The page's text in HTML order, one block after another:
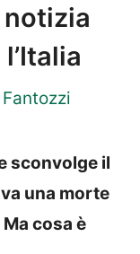
sconvolge il
una morte
cosa è